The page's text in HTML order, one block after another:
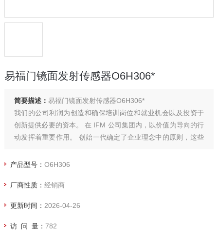
易福门镜面发射传感器O6H306*
简要描述： 易福门镜面发射传感器O6H306*
我们的公司利润为创造和确保培训岗位和就业机会以及投资于
创新提供必要的资本。 在 IFM 公司集团内，以价值为导向的行
动发挥着重要作用。 创始一代确定了企业理念中的原则，这些
中，我们弘扬自己的公司道德文化并鼓励员工的负责任和可持
产品型号： O6H306
厂商性质： 经销商
更新时间： 2026-04-26
访 问 量： 782